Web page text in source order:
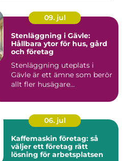
09. jul
Stenläggning i Gävle:
Hållbara ytor för hus, gård
och företag
Stenläggning uteplats i
Gävle är ett ämne som berör
allt fler husägare...
06. jul
Kaffemaskin företag: så
väljer ett företag rätt
lösning för arbetsplatsen